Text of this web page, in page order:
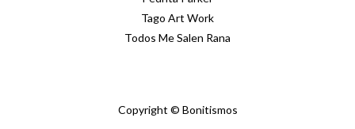
Tago Art Work
Todos Me Salen Rana
Copyright © Bonitismos